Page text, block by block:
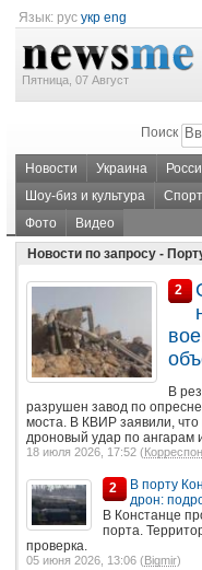
Язык: рус укр eng
Пятница, 07 Август
Поиск
Новости Украина
Шоу-биз и культура
Спорт
Фото
Видео
Новости по запросу -
2
В
разрушен завод по
моста. В КВИР заявили,
дроновый удар по ангарам
18 июля 2026, 17:52 (
2
В порту
дрон:
В Констанце
порта.
проверка.
05 июня 2026, 13:06 (Bigmir)